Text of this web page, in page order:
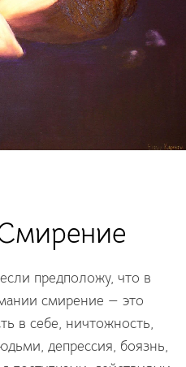
предположу, что в
смирение — это
в себе, ничтожность,
депрессия, боязнь,